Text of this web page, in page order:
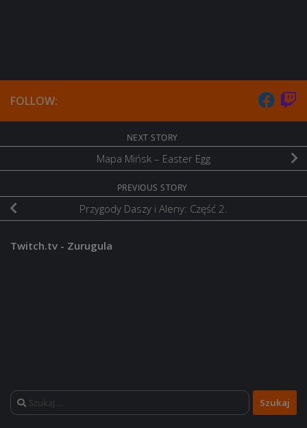
FOLLOW:
NEXT STORY
Mapa Mińsk – Easter Egg
PREVIOUS STORY
Przygody Daszy i Aleny: Część 2.
Twitch.tv - Zurugula
Szukaj: